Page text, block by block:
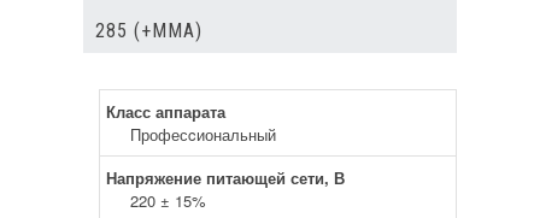
285 (+ММА)
Класс аппарата
Професcиональный
Напряжение питающей сети, В
220 ± 15%